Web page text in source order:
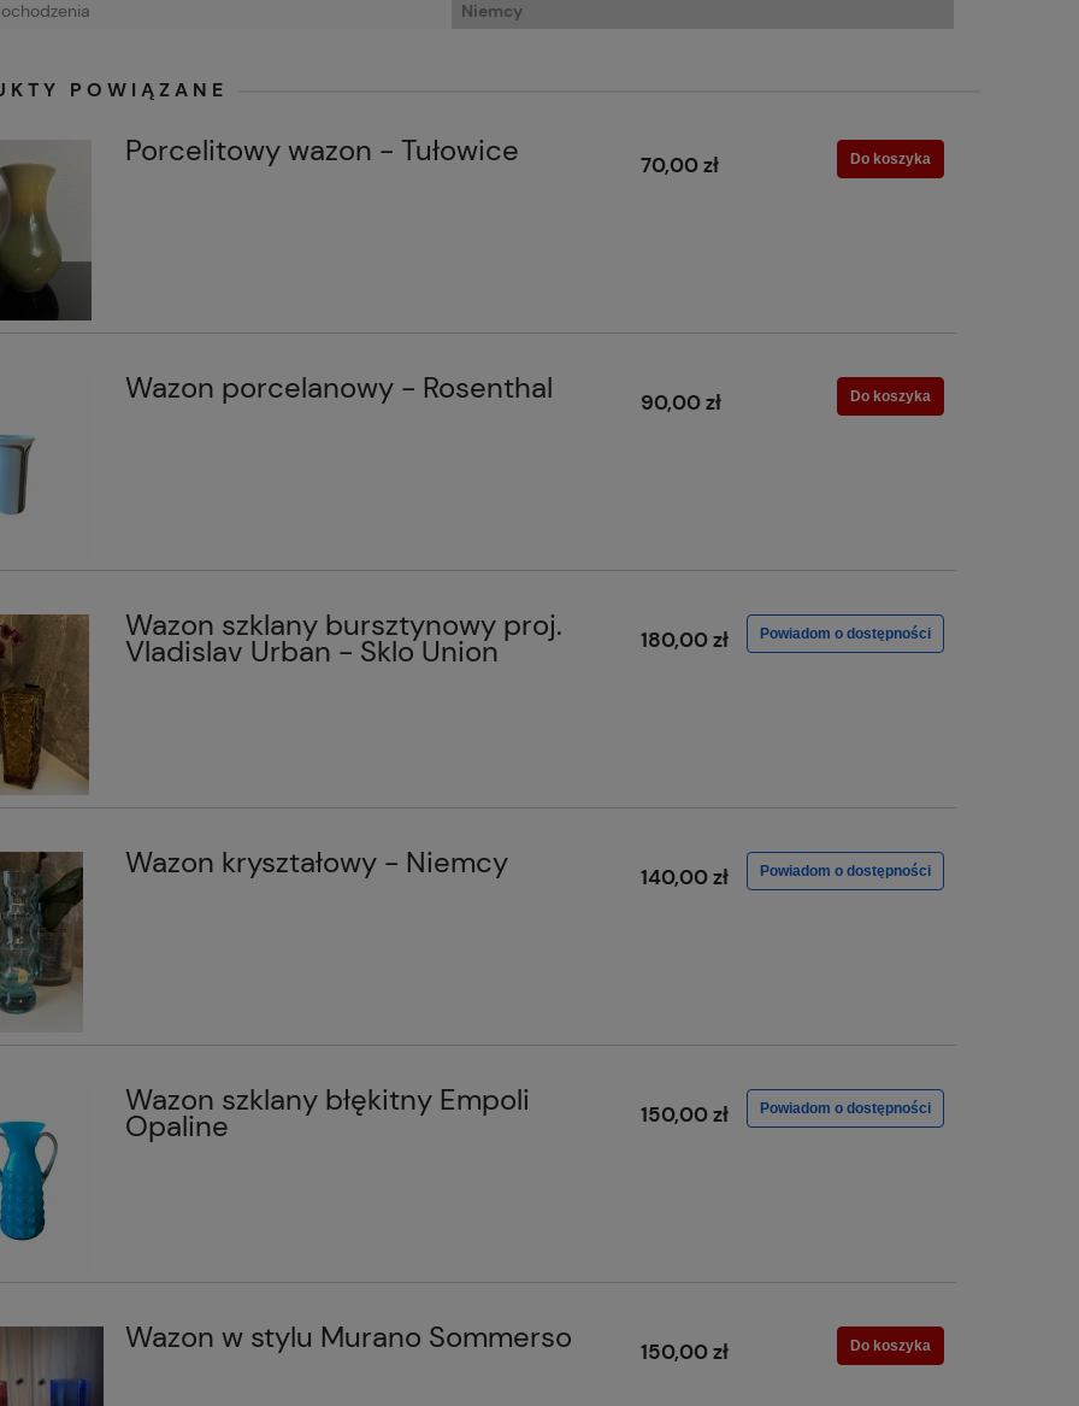
Niemcy
POWIĄZANE
Porcelitowy wazon - Tułowice 70,00 zł Do koszyka
Wazon porcelanowy - Rosenthal 90,00 zł Do koszyka
Wazon szklany bursztynowy proj.
Vladislav Urban - Sklo Union 180,00 zł Powiadom o dostępności
Wazon kryształowy - Niemcy 140,00 zł Powiadom o dostępności
Wazon szklany błękitny Empoli
Opaline 150,00 zł Powiadom o dostępności
Wazon w stylu Murano Sommerso 150,00 zł Do koszyka